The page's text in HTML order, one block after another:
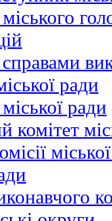
ради
ради
комітет